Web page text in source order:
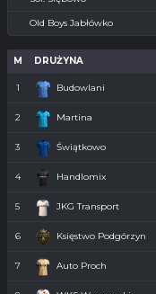
Old Boys Jabłówko
M DRUŻYNA
1 Budowlani
2 Martina
3 Świątkowo
4 Handlomix
5 JKG Transport
6 Księstwo Podgórzyn
7 Auto Proch